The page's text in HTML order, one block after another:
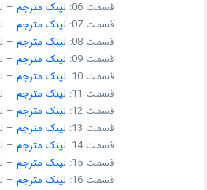
قسمت 06:
لینک مترجم –
قسمت 07:
لینک مترجم –
قسمت 08:
لینک مترجم –
قسمت 09:
لینک مترجم –
قسمت 10:
لینک مترجم –
قسمت 11:
لینک مترجم –
قسمت 12:
لینک مترجم –
قسمت 13:
لینک مترجم –
قسمت 14:
لینک مترجم –
قسمت 15:
لینک مترجم –
قسمت 16:
لینک مترجم –